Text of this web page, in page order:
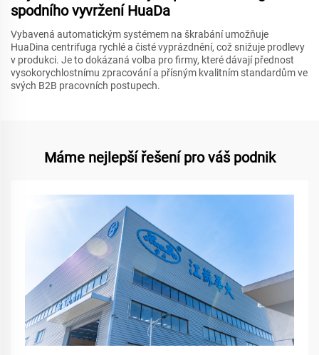
spodního vyvržení HuaDa
Vybavená automatickým systémem na škrabání umožňuje
HuaDina centrifuga rychlé a čisté vyprázdnění, což snižuje prodlevy
v produkci. Je to dokázaná volba pro firmy, které dávají přednost
vysokorychlostnímu zpracování a přísným kvalitním standardům ve
svých B2B pracovních postupech.
Máme nejlepší řešení pro váš podnik